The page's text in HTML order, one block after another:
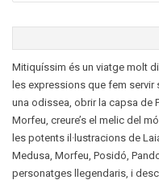
Mitiquíssim és un viatge molt
les expressions que fem
una odissea, obrir la capsa de
Morfeu, creure’s el melic del
les potents il·lustracions de
Medusa, Morfeu, Posidó,
personatges llegendaris, i